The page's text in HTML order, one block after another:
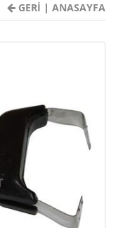
GERİ | ANASAYFA